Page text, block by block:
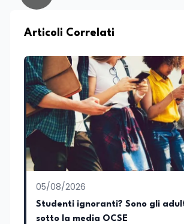
Parallelamente
vocazione per la
con particolare
trasmissione del sapere
generazioni e alla
cultura scientifica
accessibile. Su
scuola e università, con
temi della tecnologia,
dell’innovazione
promuovendo una
affidabili. Tra le sue
figurano lo sport e la
rappresentano per lei
Articoli Correlati
05/08/2026
Studenti ignoranti? Sono gli
sotto la media OCSE